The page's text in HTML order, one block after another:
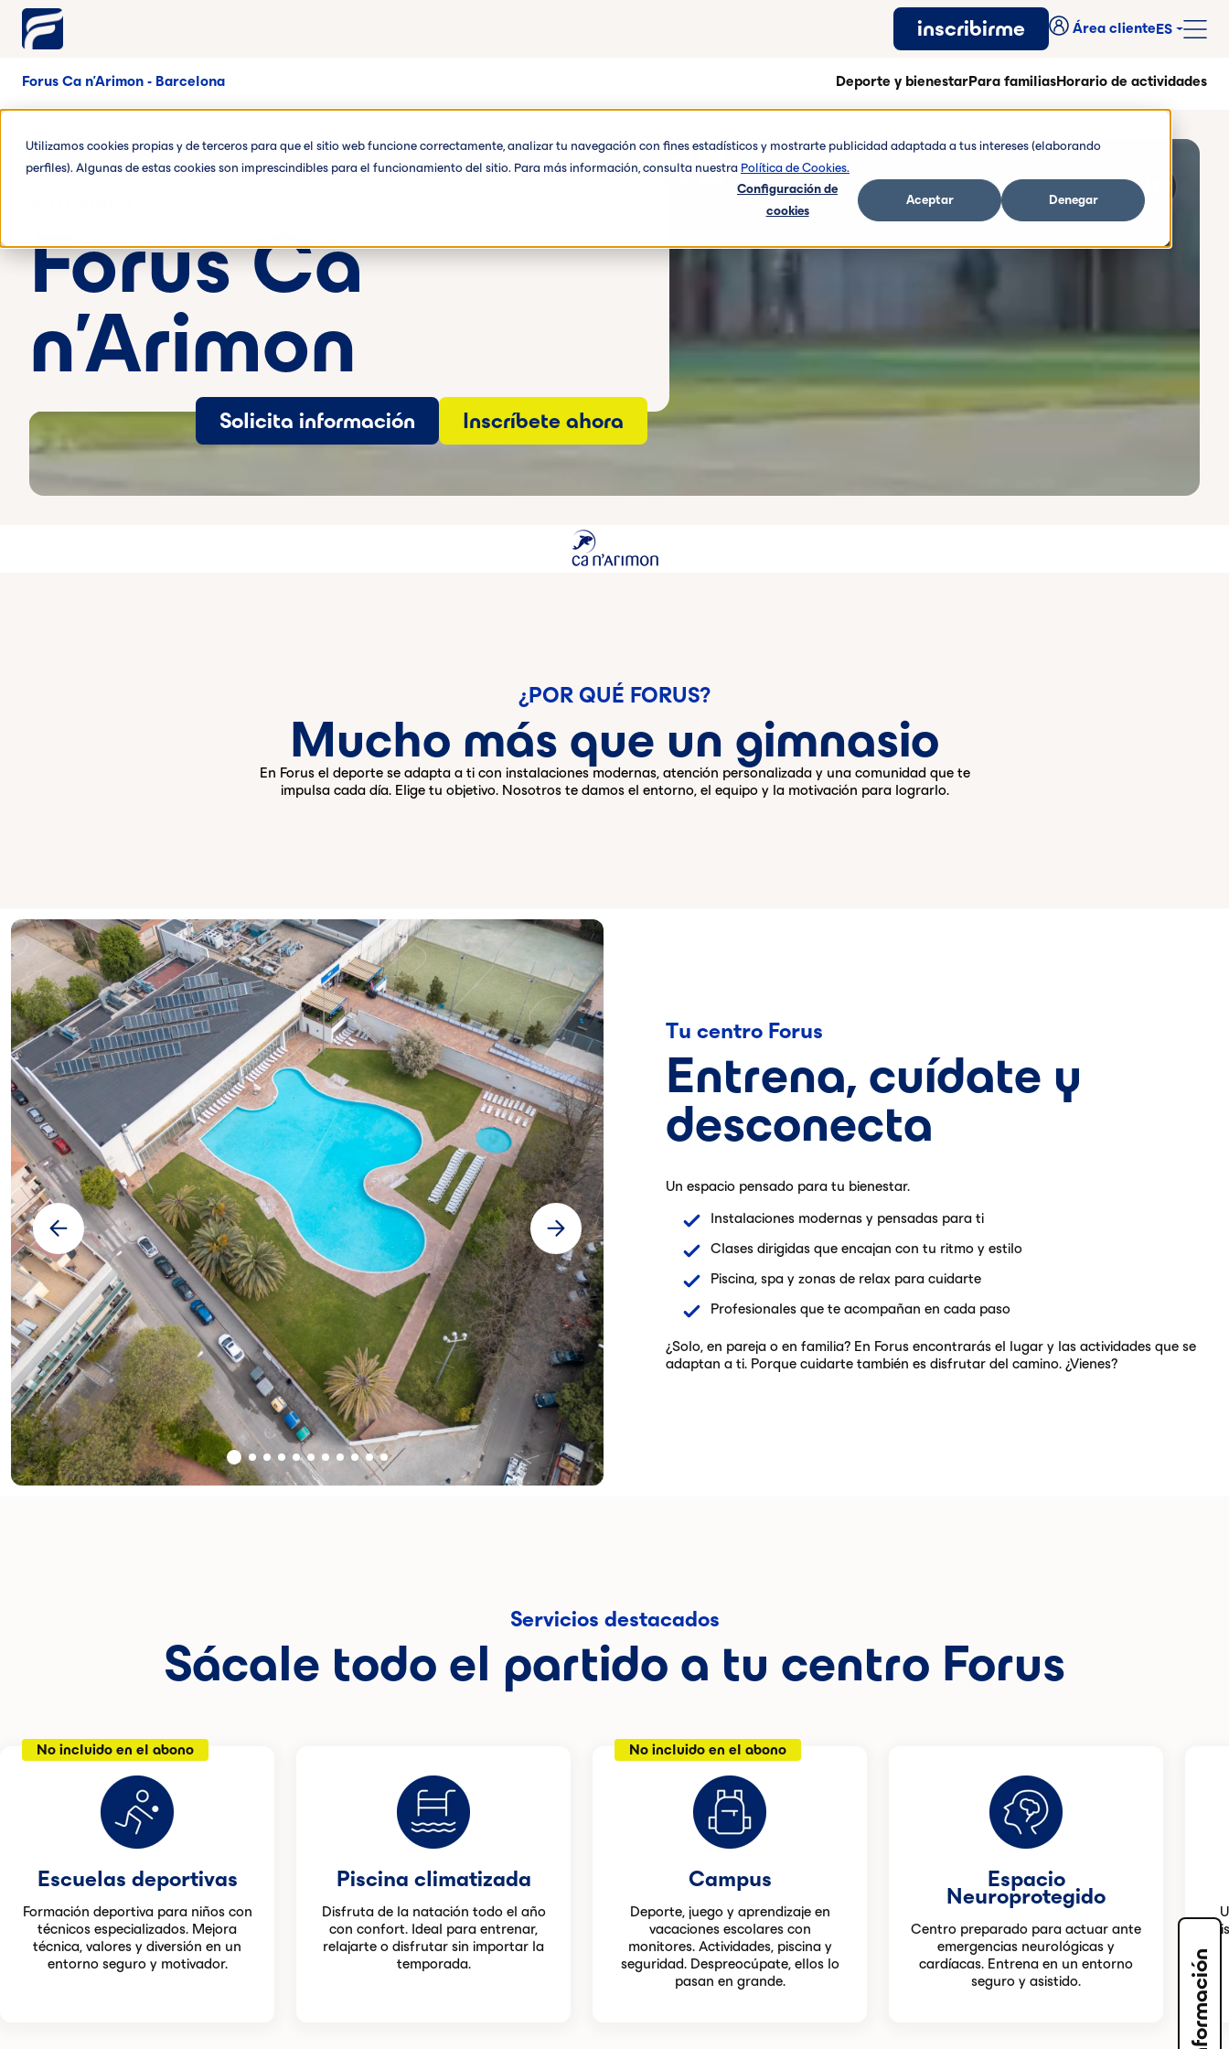
Utilizamos cookies propias y de terceros para que el sitio web funcione correctamente, analizar tu navegación con fines estadísticos y mostrarte publicidad adaptada a tus intereses (elaborando
perfiles). Algunas de estas cookies son imprescindibles para el funcionamiento del sitio. Para más información, consulta nuestra Política de Cookies.
Configuración de
cookies
Aceptar Denegar
inscribirme Área clienteES
Forus Ca n'Arimon - Barcelona Deporte y bienestarPara familiasHorario de actividades
Vídeo de fondo en reproducción
Forus Ca
n'Arimon
Solicita información Inscríbete ahora
¿POR QUÉ FORUS?
Mucho más que un gimnasio
En Forus el deporte se adapta a ti con instalaciones modernas, atención personalizada y una comunidad que te
impulsa cada día. Elige tu objetivo. Nosotros te damos el entorno, el equipo y la motivación para lograrlo.
Tu centro Forus
Entrena, cuídate y
desconecta
Un espacio pensado para tu bienestar.
Instalaciones modernas y pensadas para ti
Clases dirigidas que encajan con tu ritmo y estilo
Piscina, spa y zonas de relax para cuidarte
Profesionales que te acompañan en cada paso
¿Solo, en pareja o en familia? En Forus encontrarás el lugar y las actividades que se
adaptan a ti. Porque cuidarte también es disfrutar del camino. ¿Vienes?
Servicios destacados
Sácale todo el partido a tu centro Forus
No incluido en el abono
Escuelas deportivas
Formación deportiva para niños con
técnicos especializados. Mejora
técnica, valores y diversión en un
entorno seguro y motivador.
Piscina climatizada
Disfruta de la natación todo el año
con confort. Ideal para entrenar,
relajarte o disfrutar sin importar la
temporada.
No incluido en el abono
Campus
Deporte, juego y aprendizaje en
vacaciones escolares con
monitores. Actividades, piscina y
seguridad. Despreocúpate, ellos lo
pasan en grande.
Espacio
Neuroprotegido
Centro preparado para actuar ante
emergencias neurológicas y
cardíacas. Entrena en un entorno
seguro y asistido.